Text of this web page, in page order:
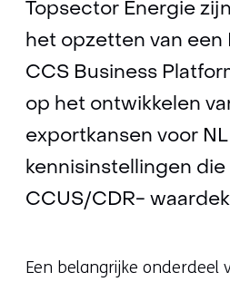
Topsector Energie
het opzetten van een
CCS Business
op het ontwikkelen
exportkansen voor
kennisinstellingen
CCUS/CDR-
Een belangrijke onderdeel